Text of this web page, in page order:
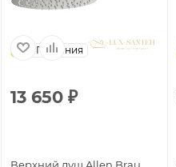
Германия
13 650 ₽